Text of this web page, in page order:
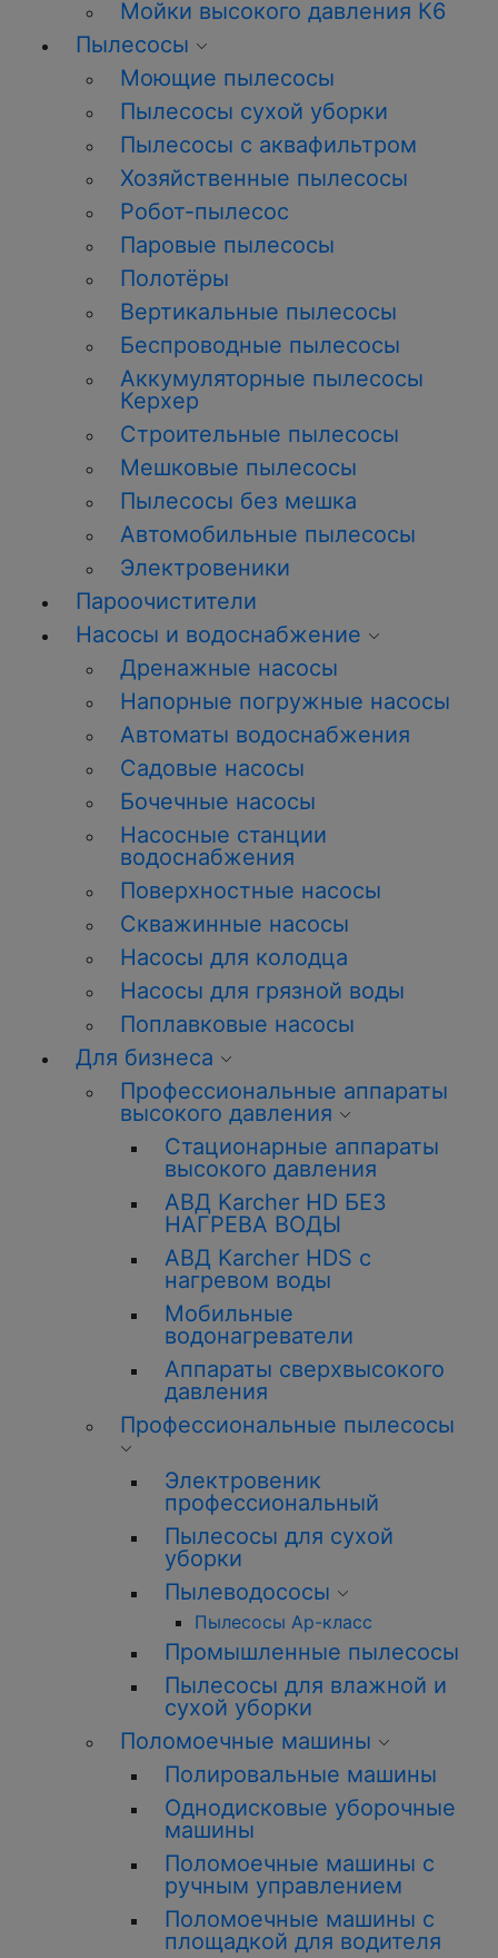
Мойки высокого давления К6
Пылесосы
Моющие пылесосы
Пылесосы сухой уборки
Пылесосы с аквафильтром
Хозяйственные пылесосы
Робот-пылесос
Паровые пылесосы
Полотёры
Вертикальные пылесосы
Беспроводные пылесосы
Аккумуляторные пылесосы
Керхер
Строительные пылесосы
Мешковые пылесосы
Пылесосы без мешка
Автомобильные пылесосы
Электровеники
Пароочистители
Насосы и водоснабжение
Дренажные насосы
Напорные погружные насосы
Автоматы водоснабжения
Садовые насосы
Бочечные насосы
Насосные станции
водоснабжения
Поверхностные насосы
Скважинные насосы
Насосы для колодца
Насосы для грязной воды
Поплавковые насосы
Для бизнеса
Профессиональные аппараты
высокого давления
Стационарные аппараты
высокого давления
АВД Karcher HD БЕЗ
НАГРЕВА ВОДЫ
АВД Karcher HDS с
нагревом воды
Мобильные
водонагреватели
Аппараты сверхвысокого
давления
Профессиональные пылесосы
Электровеник
профессиональный
Пылесосы для сухой
уборки
Пылеводососы
Пылесосы Ар-класс
Промышленные пылесосы
Пылесосы для влажной и
сухой уборки
Поломоечные машины
Полировальные машины
Однодисковые уборочные
машины
Поломоечные машины с
ручным управлением
Поломоечные машины с
площадкой для водителя